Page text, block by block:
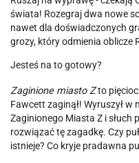
świata! Rozegraj dwa nowe
nawet dla doświadczonych
grozy, który odmienia oblicze
Jesteś na to gotowy?
Zaginione miasto Zto
Fawcett zaginął! Wyruszył
Zaginionego Miasta Z i słuch
rozwiązać tę zagadkę. Czy
istnieje? Co kryje pradawna